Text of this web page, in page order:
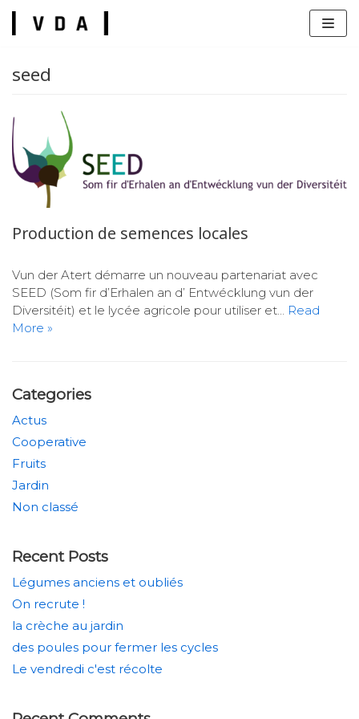
Skip
seed
Production de semences locales
Vun der Atert démarre un nouveau partenariat avec
SEED (Som fir d’Erhalen an d’ Entwécklung vun der
Diversitéit) et le lycée agricole pour utiliser et…
Read
More »
Categories
Actus
Cooperative
Fruits
Jardin
Non classé
Recent Posts
Légumes anciens et oubliés
On recrute !
la crèche au jardin
des poules pour fermer les cycles
Le vendredi c'est récolte